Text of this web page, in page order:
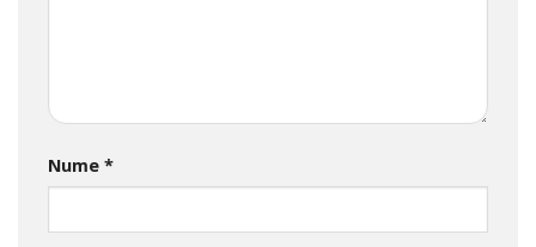
Nume *